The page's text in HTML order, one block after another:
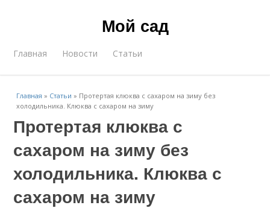
Мой сад
Главная Новости Статьи
Главная » Статьи » Протертая клюква с сахаром на зиму без
холодильника. Клюква с сахаром на зиму
Протертая клюква с
сахаром на зиму без
холодильника. Клюква с
сахаром на зиму